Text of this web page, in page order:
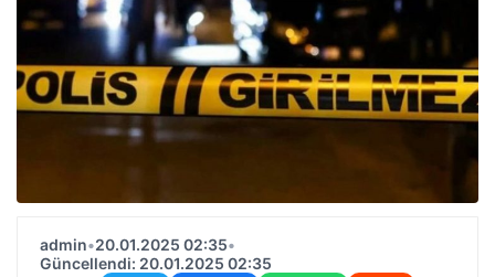
admin•20.01.2025 02:35•
Güncellendi: 20.01.2025 02:35